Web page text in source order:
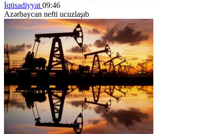
İqtisadiyyat 09:46
Azərbaycan nefti ucuzlaşıb